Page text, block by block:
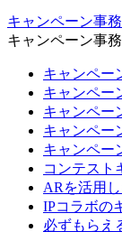
キャンペーン事
キャンペーン事
キャンペー
キャンペー
キャンペー
キャンペー
キャンペー
コンテスト
ARを活用
IPコラボの
必ずもらえ